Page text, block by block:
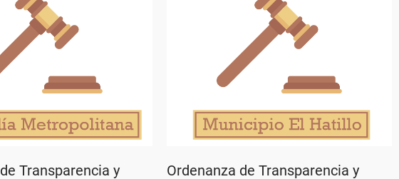
Transparencia y
Ordenanza de Transparencia y